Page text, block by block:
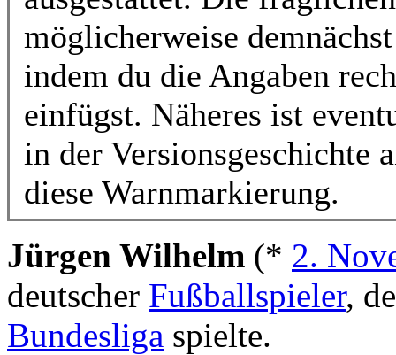
möglicherweise
indem du die Angaben
einfügst. Näheres ist
in der Versionsgeschichte
diese Warnmarkierung.
Jürgen Wilhelm (* 2.
deutscher Fußballspieler,
Bundesliga spielte.